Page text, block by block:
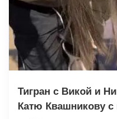
Тигран с Викой и
Катю Квашникову